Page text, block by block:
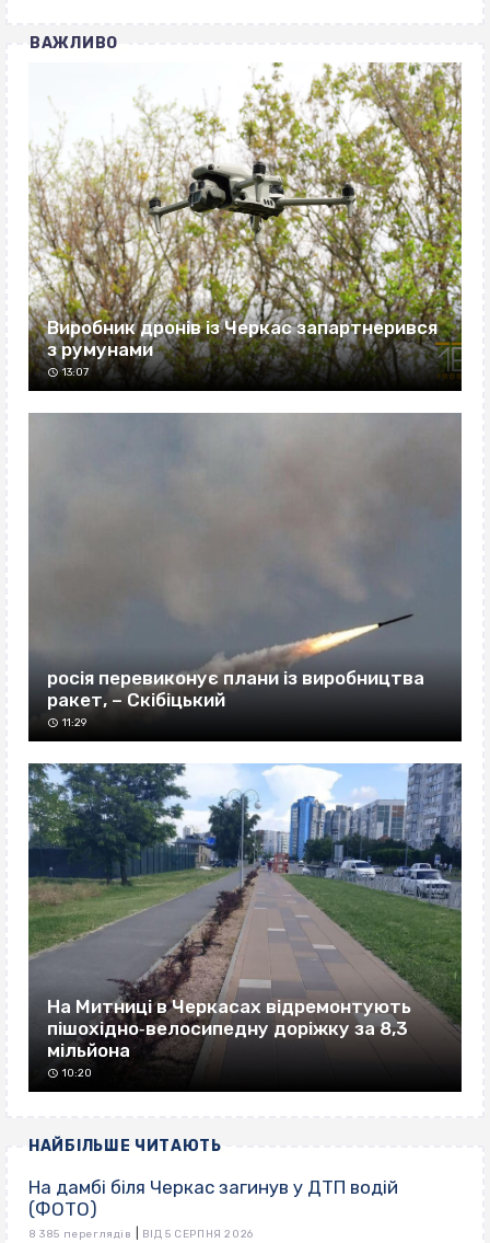
ВАЖЛИВО
Виробник дронів із Черкас запартнерився
з румунами
13:07
росія перевиконує плани із виробництва
ракет, – Скібіцький
11:29
На Митниці в Черкасах відремонтують
пішохідно‐велосипедну доріжку за 8,3
мільйона
10:20
НАЙБІЛЬШЕ ЧИТАЮТЬ
На дамбі біля Черкас загинув у ДТП водій
(ФОТО)
8 385 переглядів ВІД 5 СЕРПНЯ 2026